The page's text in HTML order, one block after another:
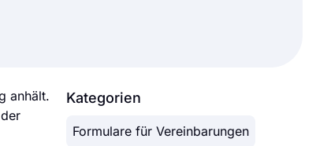
anhält.
Kategorien
Formulare für Vereinbarungen